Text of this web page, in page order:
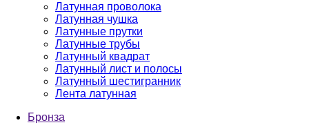
Латунная проволока
Латунная чушка
Латунные прутки
Латунные трубы
Латунный квадрат
Латунный лист и полосы
Латунный шестигранник
Лента латунная
Бронза